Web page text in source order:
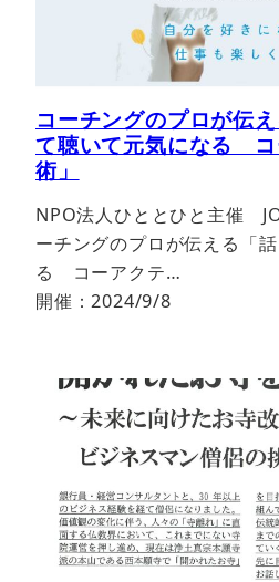
コーチングのプロが伝
て聴いて元気になる コ
術」
NPO法人ひととひと主催
ーチングのプロが伝える「
る コーアクテ…
開催：2024/9/8